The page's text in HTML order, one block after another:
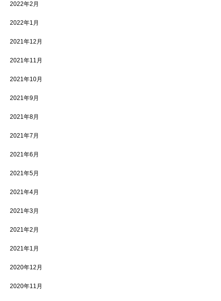
2022年2月
2022年1月
2021年12月
2021年11月
2021年10月
2021年9月
2021年8月
2021年7月
2021年6月
2021年5月
2021年4月
2021年3月
2021年2月
2021年1月
2020年12月
2020年11月